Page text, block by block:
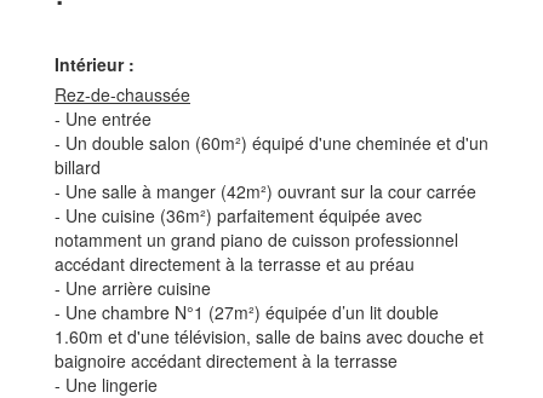
Intérieur :
Rez-de-chaussée
- Une entrée
- Un double salon (60m²) équipé d'une cheminée et d'un
billard
- Une salle à manger (42m²) ouvrant sur la cour carrée
- Une cuisine (36m²) parfaitement équipée avec
notamment un grand piano de cuisson professionnel
accédant directement à la terrasse et au préau
- Une arrière cuisine
- Une chambre N°1 (27m²) équipée d’un lit double
1.60m et d'une télévision, salle de bains avec douche et
baignoire accédant directement à la terrasse
- Une lingerie